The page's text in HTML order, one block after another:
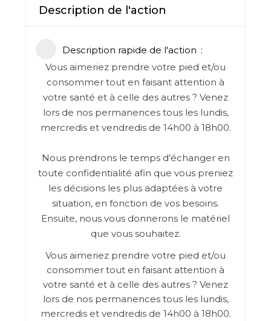
Description de l'action
Description rapide de l'action
Vous aimeriez prendre votre pied et/ou
consommer tout en faisant attention à
votre santé et à celle des autres ? Venez
lors de nos permanences tous les lundis,
mercredis et vendredis de 14h00 à 18h00.
Nous prendrons le temps d’échanger en
toute confidentialité afin que vous preniez
les décisions les plus adaptées à votre
situation, en fonction de vos besoins.
Ensuite, nous vous donnerons le matériel
que vous souhaitez.
Vous aimeriez prendre votre pied et/ou
consommer tout en faisant attention à
votre santé et à celle des autres ? Venez
lors de nos permanences tous les lundis,
mercredis et vendredis de 14h00 à 18h00.